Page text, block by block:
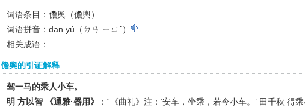
词语条目：儋舆（儋輿）
词语拼音：dān yú（ㄉㄢ ㄧㄩˊ）
相关成语：
儋舆的引证解释
驾一马的乘人小车。
明 方以智 《通雅·器用》
：“《曲礼》注：‘安车，坐乘，若今小车。’ 田千秋 得